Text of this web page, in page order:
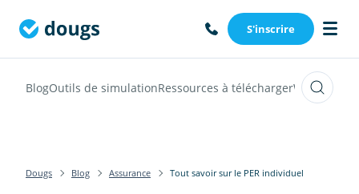
S'inscrire
BlogOutils de simulationRessources à téléchargerWebinars
Dougs Blog Assurance Tout savoir sur le PER individuel